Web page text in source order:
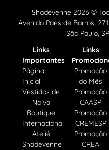
Shadevenne 2026 ©
Avenida Paes de Barros,
São Paulo,
Links
Importantes
Página
Inicial
Vestidos de
Noiva
Boutique
Internacional
Ateliê
Shadevenne
Links
Promoção
do Mês
Promoção
CAASP
Promoção
CREMESP
Promoção
CREA